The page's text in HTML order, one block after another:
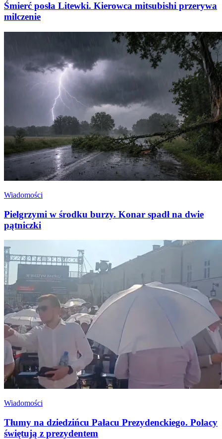
Śmierć posła Litewki. Kierowca mitsubishi przerywa
milczenie
Wiadomości
Pielgrzymi w środku burzy. Konar spadł na dwie
pątniczki
Wiadomości
Tłumy na dziedzińcu Pałacu Prezydenckiego. Polacy
świętują z prezydentem